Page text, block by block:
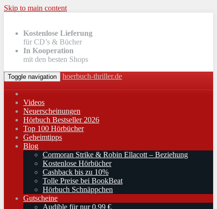
Skip to main content
Kostenlose Lieferung
für CD’s & Bücher
In Kooperation
mit den besten Shops
Toggle navigation hoerbuch-thriller.de
Videos
Neuerscheinungen
Hörbuch Bestseller 2026
Top 100 Hörbücher
Geheimtipps
Blog
Cormoran Strike & Robin Ellacott – Beziehung
Kostenlose Hörbücher
Cashback bis zu 10%
Tolle Preise bei BookBeat
Hörbuch Schnäppchen
Gutscheine
Audible für nur 0,99 €